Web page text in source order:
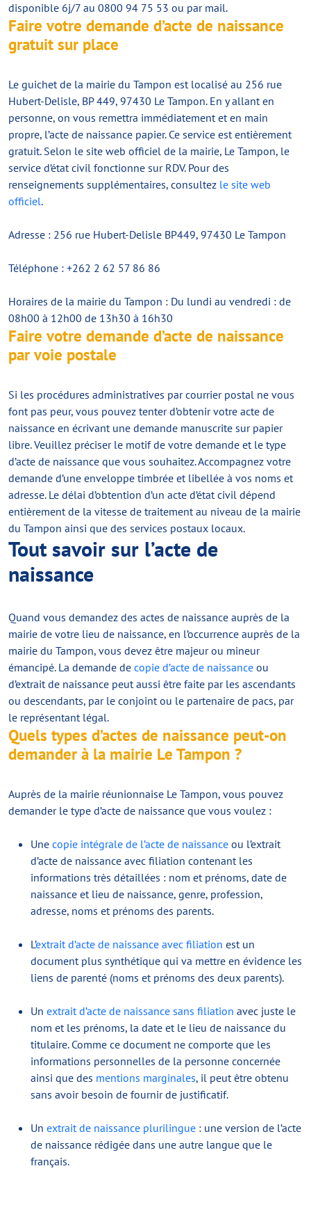
disponible 6j/7 au 0800 94 75 53 ou par mail.
Faire votre demande d’acte de naissance
gratuit sur place
Le guichet de la mairie du Tampon est localisé au 256 rue
Hubert-Delisle, BP 449, 97430 Le Tampon. En y allant en
personne, on vous remettra immédiatement et en main
propre, l’acte de naissance papier. Ce service est entièrement
gratuit. Selon le site web officiel de la mairie, Le Tampon, le
service d’état civil fonctionne sur RDV. Pour des
renseignements supplémentaires, consultez le site web
officiel.
Adresse : 256 rue Hubert-Delisle BP449, 97430 Le Tampon
Téléphone : +262 2 62 57 86 86
Horaires de la mairie du Tampon : Du lundi au vendredi : de
08h00 à 12h00 de 13h30 à 16h30
Faire votre demande d’acte de naissance
par voie postale
Si les procédures administratives par courrier postal ne vous
font pas peur, vous pouvez tenter d’obtenir votre acte de
naissance en écrivant une demande manuscrite sur papier
libre. Veuillez préciser le motif de votre demande et le type
d’acte de naissance que vous souhaitez. Accompagnez votre
demande d’une enveloppe timbrée et libellée à vos noms et
adresse. Le délai d’obtention d’un acte d’état civil dépend
entièrement de la vitesse de traitement au niveau de la mairie
du Tampon ainsi que des services postaux locaux.
Tout savoir sur l’acte de
naissance
Quand vous demandez des actes de naissance auprès de la
mairie de votre lieu de naissance, en l’occurrence auprès de la
mairie du Tampon, vous devez être majeur ou mineur
émancipé. La demande de copie d’acte de naissance ou
d’extrait de naissance peut aussi être faite par les ascendants
ou descendants, par le conjoint ou le partenaire de pacs, par
le représentant légal.
Quels types d’actes de naissance peut-on
demander à la mairie Le Tampon ?
Auprès de la mairie réunionnaise Le Tampon, vous pouvez
demander le type d’acte de naissance que vous voulez :
Une copie intégrale de l’acte de naissance ou l’extrait
d’acte de naissance avec filiation contenant les
informations très détaillées : nom et prénoms, date de
naissance et lieu de naissance, genre, profession,
adresse, noms et prénoms des parents.
L’extrait d’acte de naissance avec filiation est un
document plus synthétique qui va mettre en évidence les
liens de parenté (noms et prénoms des deux parents).
Un extrait d’acte de naissance sans filiation avec juste le
nom et les prénoms, la date et le lieu de naissance du
titulaire. Comme ce document ne comporte que les
informations personnelles de la personne concernée
ainsi que des mentions marginales, il peut être obtenu
sans avoir besoin de fournir de justificatif.
Un extrait de naissance plurilingue : une version de l’acte
de naissance rédigée dans une autre langue que le
français.